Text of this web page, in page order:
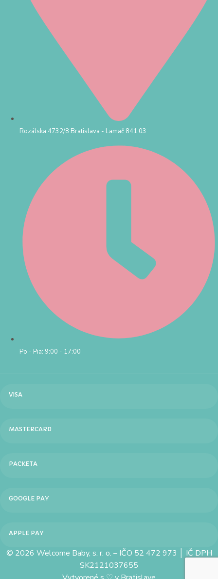
Rozálska 4732/8 Bratislava - Lamač 841 03
Po - Pia: 9:00 - 17:00
VISA
MASTERCARD
PACKETA
GOOGLE PAY
APPLE PAY
© 2026 Welcome Baby, s. r. o. – IČO 52 472 973 │ IČ DPH
SK2121037655